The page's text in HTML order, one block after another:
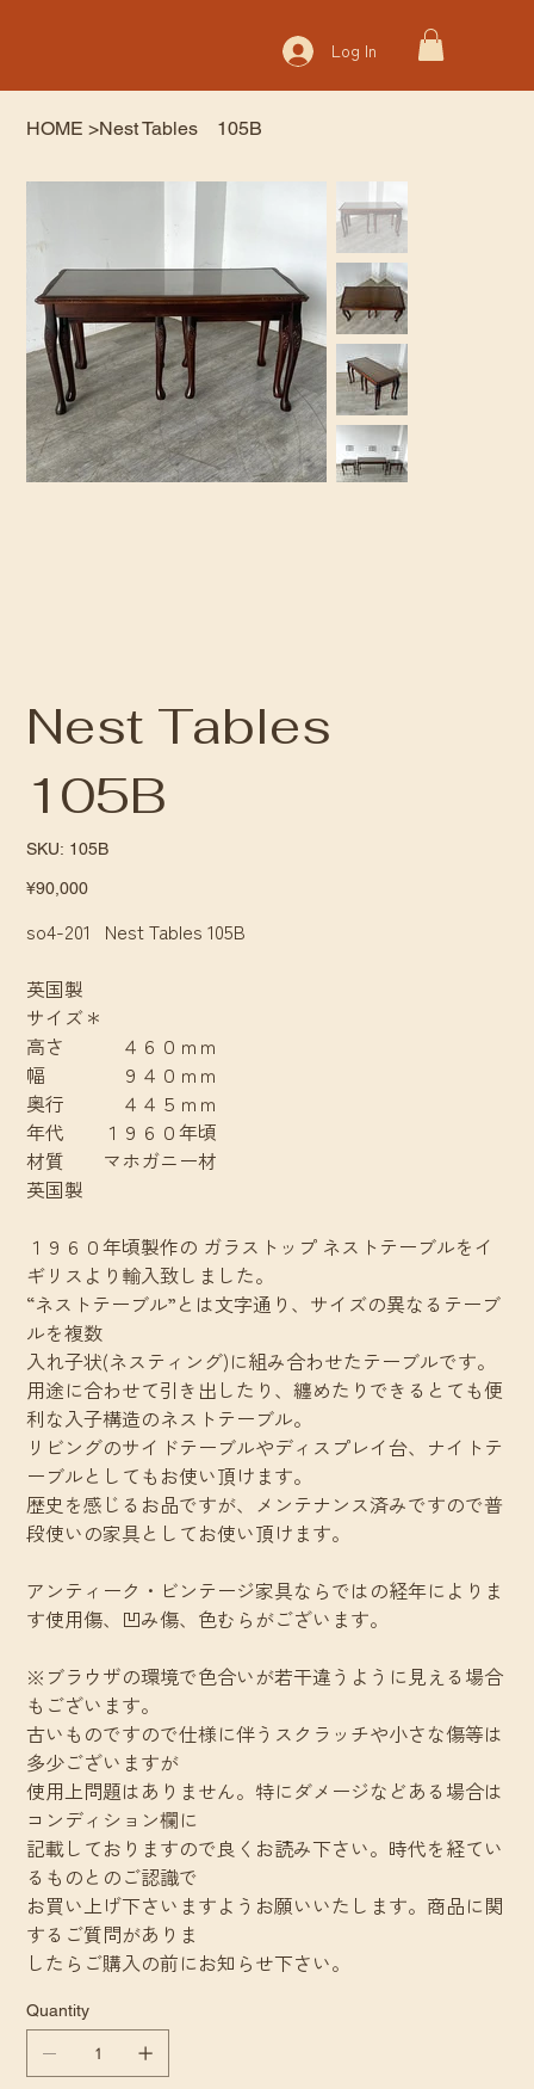
Log In
HOME >Nest Tables 105B
Nest Tables
105B
SKU: SKU
105B
105B
Price
¥90,000
so4-201 Nest Tables 105B
英国製
サイズ＊
高さ ４６０ｍｍ
幅 ９４０ｍｍ
奥行 ４４５ｍｍ
年代 １９６０年頃
材質 マホガニー材
英国製
１９６０年頃製作の ガラストップ ネストテーブルをイ
ギリスより輸入致しました。
“ネストテーブル”とは文字通り、サイズの異なるテーブ
ルを複数
入れ子状(ネスティング)に組み合わせたテーブルです。
用途に合わせて引き出したり、纏めたりできるとても便
利な入子構造のネストテーブル。
リビングのサイドテーブルやディスプレイ台、ナイトテ
ーブルとしてもお使い頂けます。
歴史を感じるお品ですが、メンテナンス済みですので普
段使いの家具としてお使い頂けます。
アンティーク・ビンテージ家具ならではの経年によりま
す使用傷、凹み傷、色むらがございます。
※ブラウザの環境で色合いが若干違うように見える場合
もございます。
古いものですので仕様に伴うスクラッチや小さな傷等は
多少ございますが
使用上問題はありません。特にダメージなどある場合は
コンディション欄に
記載しておりますので良くお読み下さい。時代を経てい
るものとのご認識で
お買い上げ下さいますようお願いいたします。商品に関
するご質問がありま
したらご購入の前にお知らせ下さい。
Quantity